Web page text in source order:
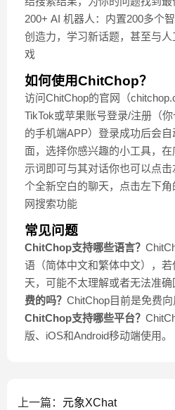
200+ AI 机器人：内置200多个
创造力，学习新话题，甚至与
戏
如何使用ChitChop？
访问ChitChop的官网（
TikTok或苹果账号登录/注册（
的手机端APP）登录成功后会
面，选择你感兴趣的小工具，
示词即可与其对话你也可以点
个全新空白的聊天，点击左下
网搜索功能
常见问题
ChitChop支持哪些语言？
语（简体中文和繁体中文），
天，可能不太理解或者无法准确
费的吗？ ChitChop目前是免费向
ChitChop支持哪些平台？
版、iOS和Android移动端使用。
上一篇： 元象XChat